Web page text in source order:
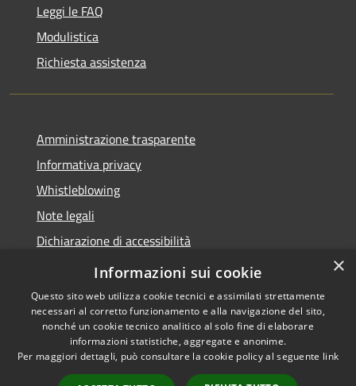
Leggi le FAQ
Modulistica
Richiesta assistenza
Amministrazione trasparente
Informativa privacy
Whistleblowing
Note legali
Dichiarazione di accessibilità
Piano di miglioramento
Accessibilità
Copyright © 2026 • Comune di
Lastra a Signa • Powered by
×
Informazioni sui cookie
Questo sito web utilizza cookie tecnici e assimilati strettamente
necessari al corretto funzionamento e alla navigazione del sito,
nonché un cookie tecnico analitico al solo fine di elaborare
informazioni statistiche, aggregate e anonime.
Per maggiori dettagli, può consultare la cookie policy al seguente link